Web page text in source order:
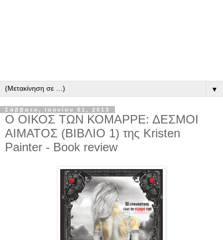
▼
Σάββατο, Ιουνίου 01, 2013
Ο ΟΙΚΟΣ ΤΩΝ ΚΟΜΑΡΡΕ: ΔΕΣΜΟΙ
ΑΙΜΑΤΟΣ (ΒΙΒΛΙΟ 1) της Kristen
Painter - Book review